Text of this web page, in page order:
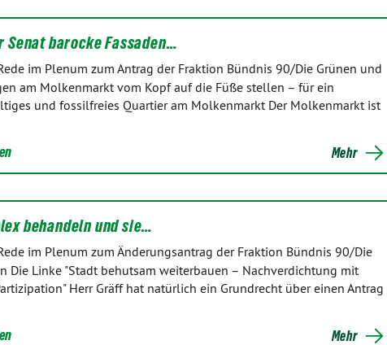
barocke Fassaden…
im Plenum zum Antrag der Fraktion Bündnis 90/Die Grünen und
am Molkenmarkt vom Kopf auf die Füße stellen – für ein
und fossilfreies Quartier am Molkenmarkt Der Molkenmarkt ist
Mehr
behandeln und sie…
im Plenum zum Änderungsantrag der Fraktion Bündnis 90/Die
Die Linke "Stadt behutsam weiterbauen – Nachverdichtung mit
Herr Gräff hat natürlich ein Grundrecht über einen Antrag
Mehr